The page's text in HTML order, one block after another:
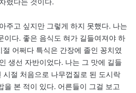
주고 싶지만 그렇게 하지 못했다. 나는
이다. 좋은 음식도 혀가 길들여져야 하
어쩌다 특식은 간장에 졸인 꽁치였
생선 자반이었다. 나는 그 맛에 길들
시절 처음으로 나무껍질로 된 도시락
을 본 적이 있다. 어른들이 그걸 보고